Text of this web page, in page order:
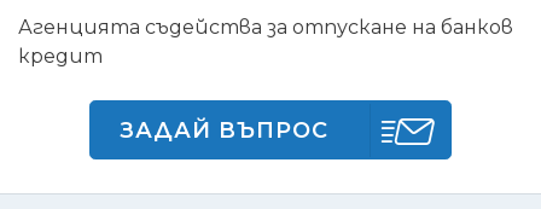
Агенцията съдейства за отпускане на банков
кредит
ЗАДАЙ ВЪПРОС